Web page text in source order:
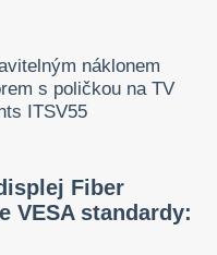
Fiber
VESA standardy: